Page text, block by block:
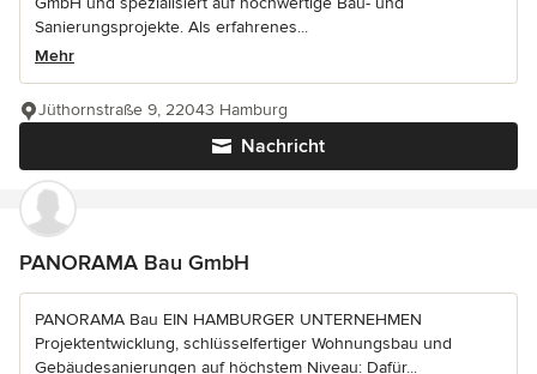
Sanierungsprojekte. Als erfahrenes...
Mehr
Nachricht
Jüthornstraße 9, 22043 Hamburg
PANORAMA Bau GmbH
PANORAMA Bau EIN HAMBURGER UNTERNEHMEN
Projektentwicklung, schlüsselfertiger Wohnungsbau und
Gebäudesanierungen auf höchstem Niveau: Dafür...